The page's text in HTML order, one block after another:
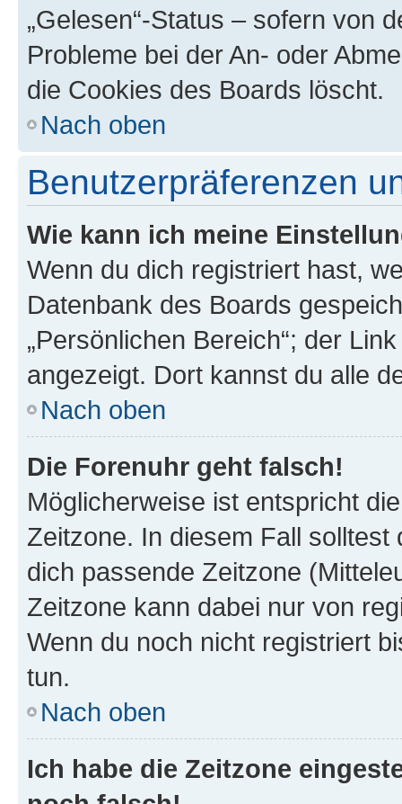
„Gelesen“-Status – sofern von
Probleme bei der An- oder
die Cookies des Boards löscht.
Nach oben
Benutzerpräferenzen
Wie kann ich meine
Wenn du dich registriert hast,
Datenbank des Boards
„Persönlichen Bereich“; der
angezeigt. Dort kannst du alle
Nach oben
Die Forenuhr geht falsch!
Möglicherweise ist entspricht
Zeitzone. In diesem Fall solltest
dich passende Zeitzone
Zeitzone kann dabei nur von
Wenn du noch nicht registriert
tun.
Nach oben
Ich habe die Zeitzone